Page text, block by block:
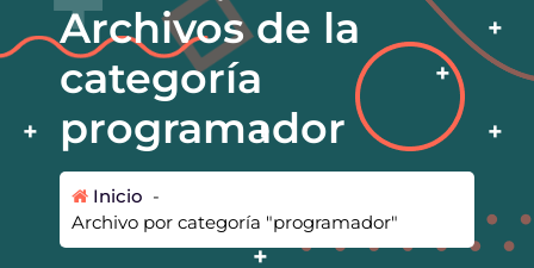
Archivos de la
categoría
programador
Inicio -
Archivo por categoría "programador"